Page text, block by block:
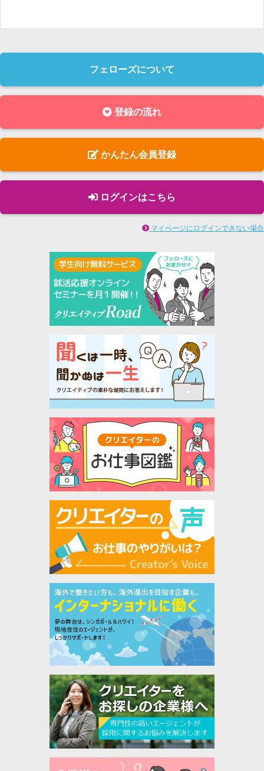
フェローズについて
登録の流れ
かんたん会員登録
ログインはこちら
マイページにログインできない場合